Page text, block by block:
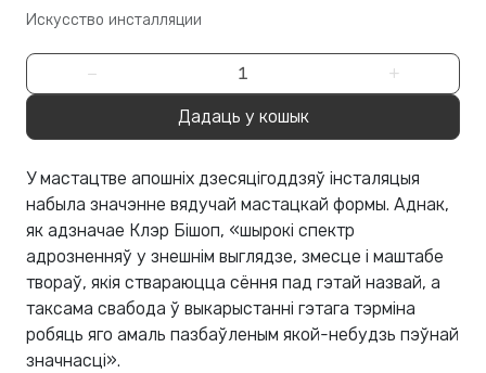
Искусство инсталляции
− +
Дадаць у кошык
У мастацтве апошніх дзесяцігоддзяў інсталяцыя
набыла значэнне вядучай мастацкай формы. Аднак,
як адзначае Клэр Бішоп, «шырокі спектр
адрозненняў у знешнім выглядзе, змесце і маштабе
твораў, якія ствараюцца сёння пад гэтай назвай, а
таксама свабода ў выкарыстанні гэтага тэрміна
робяць яго амаль пазбаўленым якой-небудзь пэўнай
значнасці».